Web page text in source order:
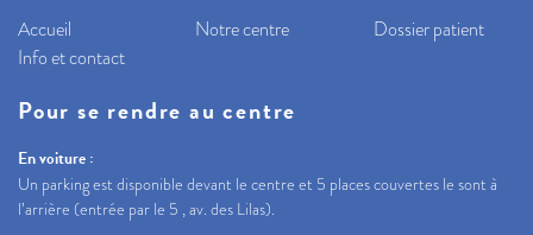
Accueil Notre centre
Dossier patient
Info et contact
Pour se rendre au centre
En voiture :
Un parking est disponible devant le centre et 5 places couvertes le sont à
l’arrière (entrée par le 5 , av. des Lilas).